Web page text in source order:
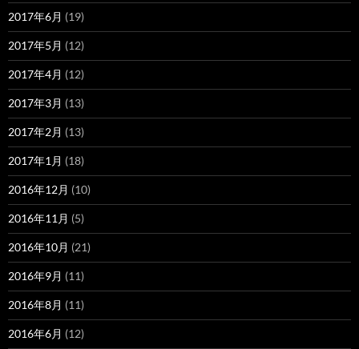
2017年6月 (19)
2017年5月 (12)
2017年4月 (12)
2017年3月 (13)
2017年2月 (13)
2017年1月 (18)
2016年12月 (10)
2016年11月 (5)
2016年10月 (21)
2016年9月 (11)
2016年8月 (11)
2016年6月 (12)